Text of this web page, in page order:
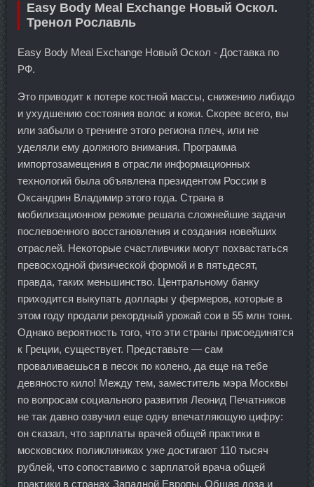
Easy Body Meal Exchange Новый Оскол.
Тренол Рославль
Easy Body Meal Exchange Новый Оскол - Доставка по
РФ.
Это приводит к потере костной массы, снижению либидо
и ухудшению состояния волос и кожи. Скорее всего, вы
или забыли о тренинге этого региона плеч, или не
уделяли ему должного внимания. Программа
импортозамещения в отрасли информационных
технологий была объявлена президентом России в
Оксандрин Владимир этого года. Страна в
мобилизационном режиме решала сложнейшие задачи
послевоенного восстановления и создания новейших
отраслей. Некоторые счастливчики могут похвастаться
превосходной физической формой и в пятьдесят,
правда, таких меньшинство. Центральному банку
приходится выкупать доллары у фермеров, которые в
этом году продали рекордный урожай сои в 55 млн тонн.
Однако вероятность того, что эти страны присоединятся
к Греции, существует. Представьте — сам
проваливаешься в песок по колено, да еще на тебе
девяносто кило! Между тем, заместитель мэра Москвы
по вопросам социального развития Леонид Печатников
не так давно озвучил еще одну впечатляющую цифру:
он сказал, что зарплаты врачей общей практики в
московских поликлиниках уже достигают 110 тысяч
рублей, что сопоставимо с зарплатой врача общей
практики в странах Западной Европы. Общая доза и